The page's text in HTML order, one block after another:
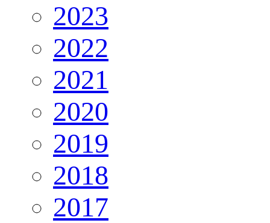
2023
2022
2021
2020
2019
2018
2017